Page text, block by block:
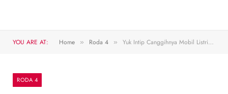
YOU ARE AT: Home » Roda 4 » Yuk Intip Canggihnya Mobil Listrik Terbaru dari MG
RODA 4